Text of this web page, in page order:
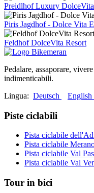
Preidlhof Luxury
Piris Jagdhof - Dolce Vita
Feldhof DolceVita Resort
Pedalare, assaporare,
indimenticabili.
Lingua: Deutsch English
Piste ciclabili
Pista ciclabile
Pista ciclabile
Pista ciclabile Val
Pista ciclabile Val
Tour in bici